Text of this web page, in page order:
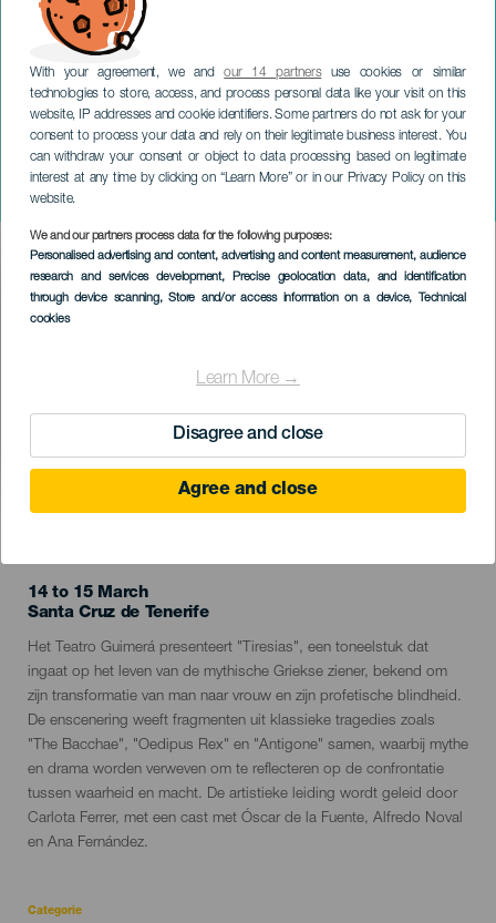
With your agreement, we andour 14 partnersuse cookies or similar
technologies to store, access, and process personal data like your visit on this
website, IP addresses and cookie identifiers. Some partners do not ask for your
consent to process your data and rely on their legitimate business interest. You
can withdraw your consent or object to data processing based on legitimate
interest at any time by clicking on “Learn More” or in our Privacy Policy on this
website.
We and our partners process data for the following purposes:
Personalised advertising and content, advertising and content measurement, audience
research and services development, Precise geolocation data, and identification
through device scanning, Store and/or access information on a device, Technical
cookies
Learn More →
Disagree and close
Agree and close
Tiresias
TENERIFE
Imagen
Listado
14 to 15 March
Localidad
Santa Cruz de Tenerife
Descripción
del
evento
Het Teatro Guimerá presenteert "Tiresias", een toneelstuk dat
ingaat op het leven van de mythische Griekse ziener, bekend om
zijn transformatie van man naar vrouw en zijn profetische blindheid.
De enscenering weeft fragmenten uit klassieke tragedies zoals
"The Bacchae", "Oedipus Rex" en "Antigone" samen, waarbij mythe
en drama worden verweven om te reflecteren op de confrontatie
tussen waarheid en macht. De artistieke leiding wordt geleid door
Carlota Ferrer, met een cast met Óscar de la Fuente, Alfredo Noval
en Ana Fernández.
Categorie